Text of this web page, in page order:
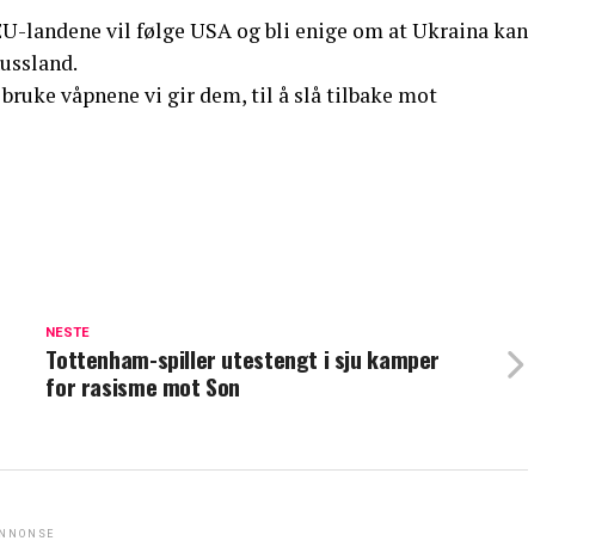
landene vil følge USA og bli enige om at Ukraina kan
våpnene vi gir dem, til å slå tilbake mot
NESTE
Tottenham-spiller utestengt i sju kamper
for rasisme mot Son